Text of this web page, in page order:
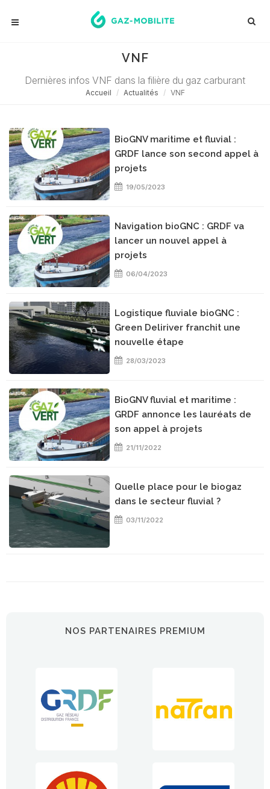
VNF
Dernières infos VNF dans la filière du gaz carburant
Accueil Actualités VNF
BioGNV maritime et fluvial :
GRDF lance son second appel à
projets
19/05/2023
Navigation bioGNC : GRDF va
lancer un nouvel appel à
projets
06/04/2023
Logistique fluviale bioGNC :
Green Deliriver franchit une
nouvelle étape
28/03/2023
BioGNV fluvial et maritime :
GRDF annonce les lauréats de
son appel à projets
21/11/2022
Quelle place pour le biogaz
dans le secteur fluvial ?
03/11/2022
NOS PARTENAIRES PREMIUM